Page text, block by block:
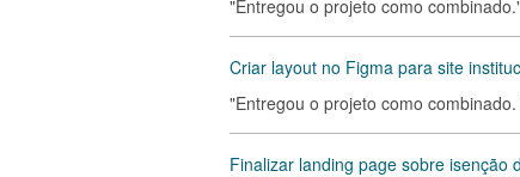
"Entregou o projeto como
Criar layout no Figma para site
"Entregou o projeto como
Finalizar landing page sobre isenção